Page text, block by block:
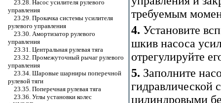
23.28. Насос усилителя рулевого
управления
23.29. Прокачка системы усилителя
рулевого управления
23.30. Амортизатор рулевого
управления
23.31. Центральная рулевая тяга
23.32. Промежуточный рычаг рулевого
управления
23.34. Шаровые шарниры поперечной
рулевой тяги
23.35. Поперечная рулевая тяга
23.36. Углы установки колес
требуемым
4. Установите
шкив насоса
отрегулируйте
5. Заполните
гидравлической
цилиндровыми